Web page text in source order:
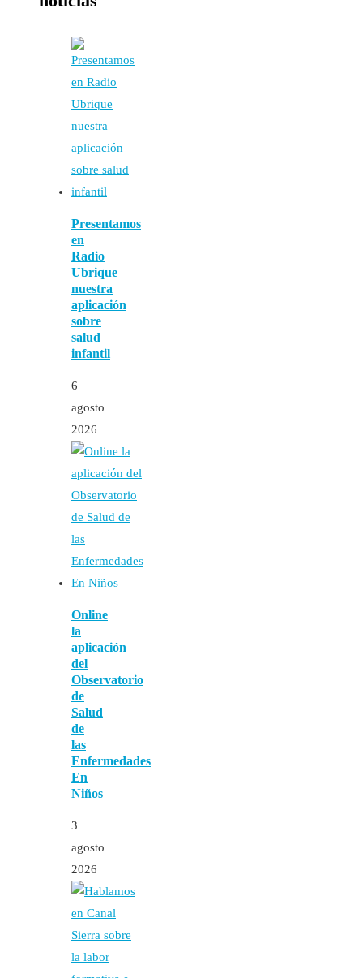
Presentamos
en
Radio
Ubrique
nuestra
aplicación
sobre
salud
infantil
6
agosto
2026
Online
la
aplicación
del
Observatorio
de
Salud
de
las
Enfermedades
En
Niños
3
agosto
2026